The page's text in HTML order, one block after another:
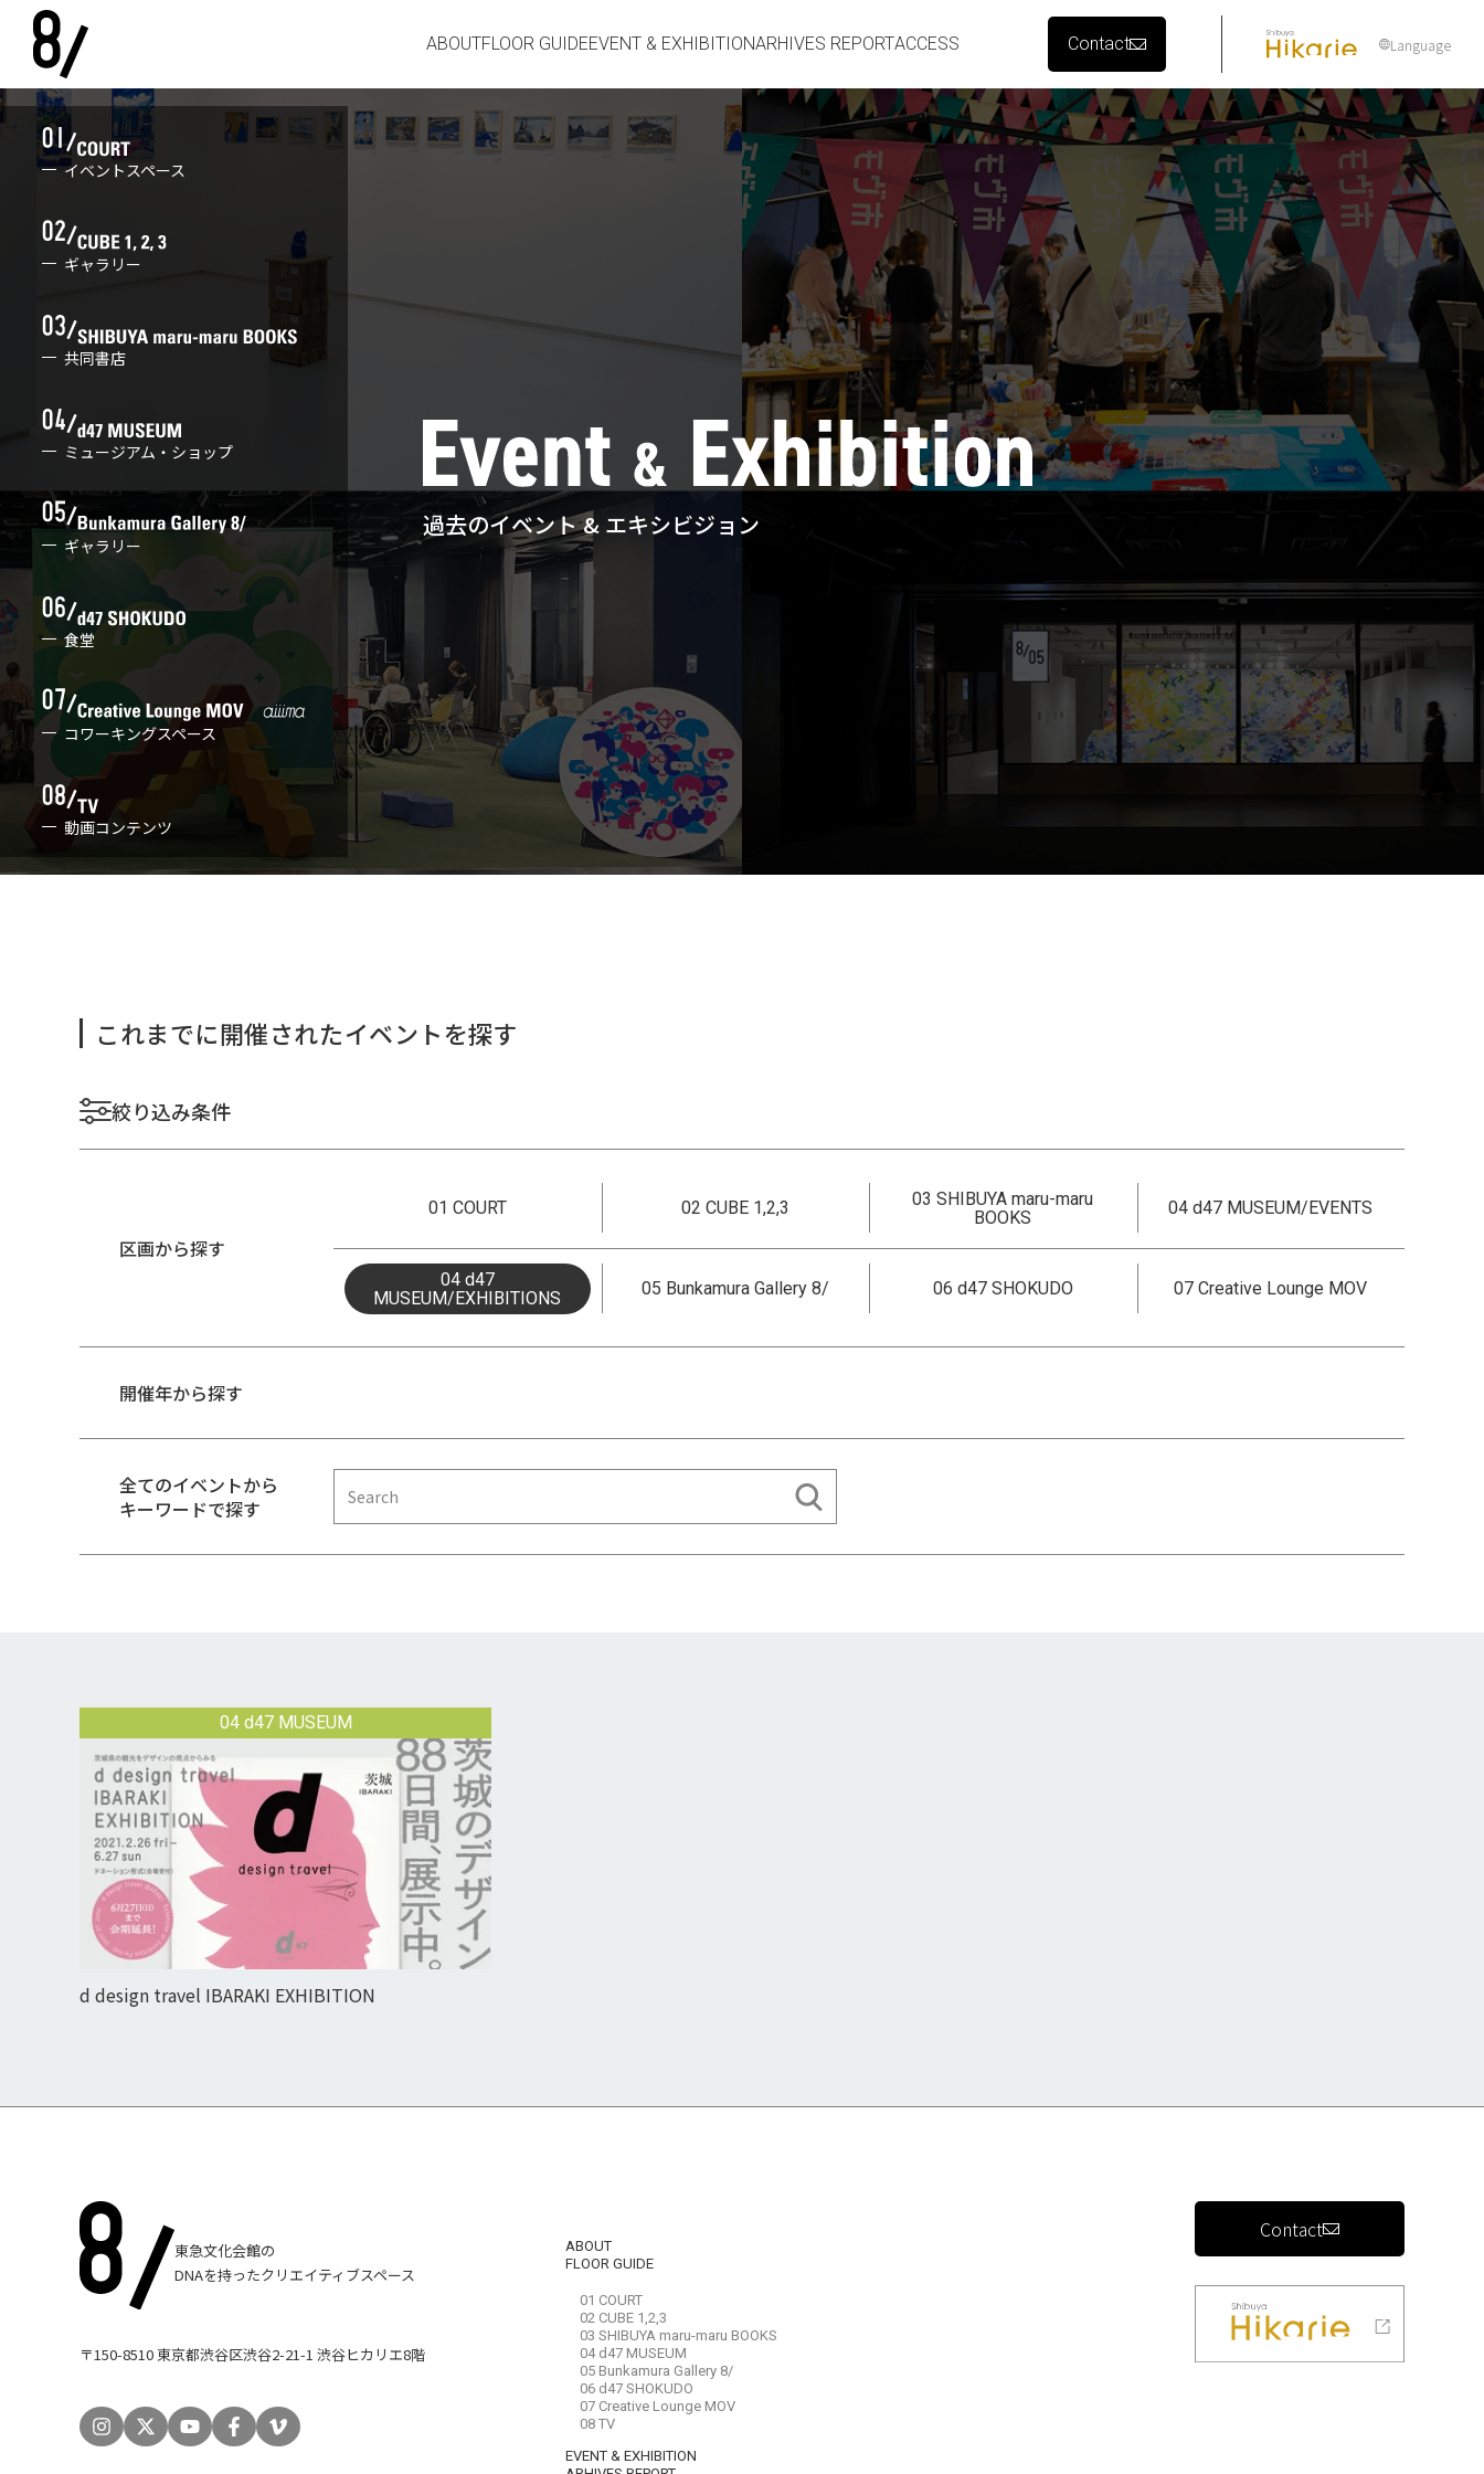
Language
Contact
ABOUTFLOOR GUIDEEVENT & EXHIBITIONARHIVES REPORTACCESS
イベントスペース
ギャラリー
共同書店
ミュージアム・ショップ
ギャラリー
食堂
コワーキングスペース
動画コンテンツ
過去のイベント & エキシビジョン
これまでに開催されたイベントを探す
絞り込み条件
区画から探す
01 COURT 02 CUBE 1,2,3
03 SHIBUYA maru-maru
BOOKS
04 d47 MUSEUM/EVENTS
04 d47
MUSEUM/EXHIBITIONS
05 Bunkamura Gallery 8/ 06 d47 SHOKUDO 07 Creative Lounge MOV
開催年から探す
全てのイベントから
キーワードで探す
04 d47 MUSEUM
d design travel IBARAKI EXHIBITION
東急文化会館の
DNAを持ったクリエイティブスペース
〒150-8510 東京都渋谷区渋谷2-21-1 渋谷ヒカリエ8階
Contact
ABOUT
FLOOR GUIDE
01 COURT
02 CUBE 1,2,3
03 SHIBUYA maru-maru BOOKS
04 d47 MUSEUM
05 Bunkamura Gallery 8/
06 d47 SHOKUDO
07 Creative Lounge MOV
08 TV
EVENT & EXHIBITION